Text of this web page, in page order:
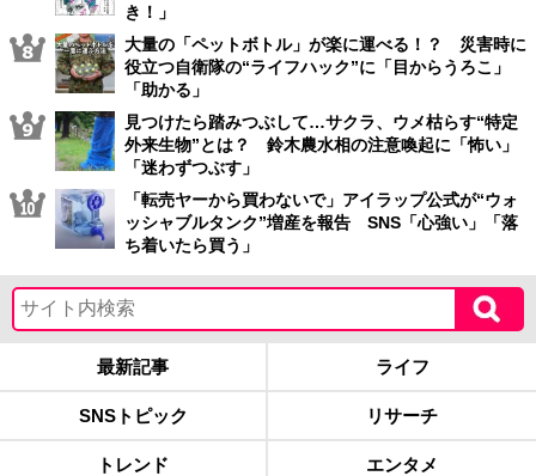
き！」
大量の「ペットボトル」が楽に運べる！？ 災害時に
役立つ自衛隊の“ライフハック”に「目からうろこ」
「助かる」
見つけたら踏みつぶして…サクラ、ウメ枯らす“特定
外来生物”とは？ 鈴木農水相の注意喚起に「怖い」
「迷わずつぶす」
「転売ヤーから買わないで」アイラップ公式が“ウォ
ッシャブルタンク”増産を報告 SNS「心強い」「落
ち着いたら買う」
最新記事 ライフ
SNSトピック リサーチ
トレンド エンタメ